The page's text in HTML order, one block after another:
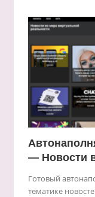
— Новости
Готовый
тематике